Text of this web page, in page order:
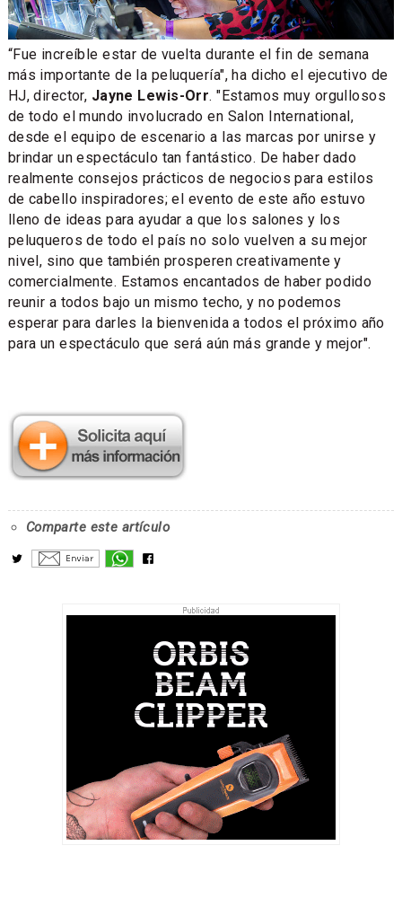
“Fue increíble estar de vuelta durante el fin de semana
más importante de la peluquería", ha dicho el ejecutivo de
HJ, director, Jayne Lewis-Orr. "Estamos muy orgullosos
de todo el mundo involucrado en Salon International,
desde el equipo de escenario a las marcas por unirse y
brindar un espectáculo tan fantástico. De haber dado
realmente consejos prácticos de negocios para estilos
de cabello inspiradores; el evento de este año estuvo
lleno de ideas para ayudar a que los salones y los
peluqueros de todo el país no solo vuelven a su mejor
nivel, sino que también prosperen creativamente y
comercialmente. Estamos encantados de haber podido
reunir a todos bajo un mismo techo, y no podemos
esperar para darles la bienvenida a todos el próximo año
para un espectáculo que será aún más grande y mejor".
Comparte este artículo